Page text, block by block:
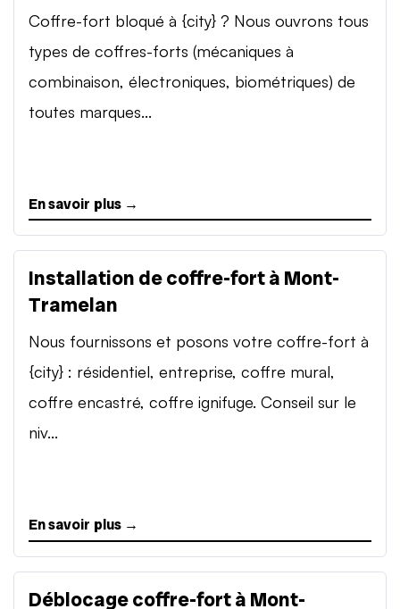
Coffre-fort bloqué à {city} ? Nous ouvrons tous
types de coffres-forts (mécaniques à
combinaison, électroniques, biométriques) de
toutes marques...
En savoir plus →
Installation de coffre-fort à Mont-
Tramelan
Nous fournissons et posons votre coffre-fort à
{city} : résidentiel, entreprise, coffre mural,
coffre encastré, coffre ignifuge. Conseil sur le
niv...
En savoir plus →
Déblocage coffre-fort à Mont-